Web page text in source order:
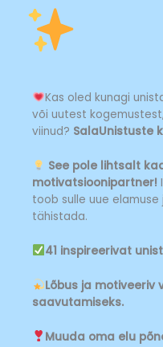
Kas oled kunagi
või uutest
viinud? SalaUnistuste
See pole lihtsalt
motivatsioonipartner!
toob sulle uue
tähistada.
41 inspireerivat
Lõbus ja motiveeriv
saavutamiseks.
Muuda oma elu